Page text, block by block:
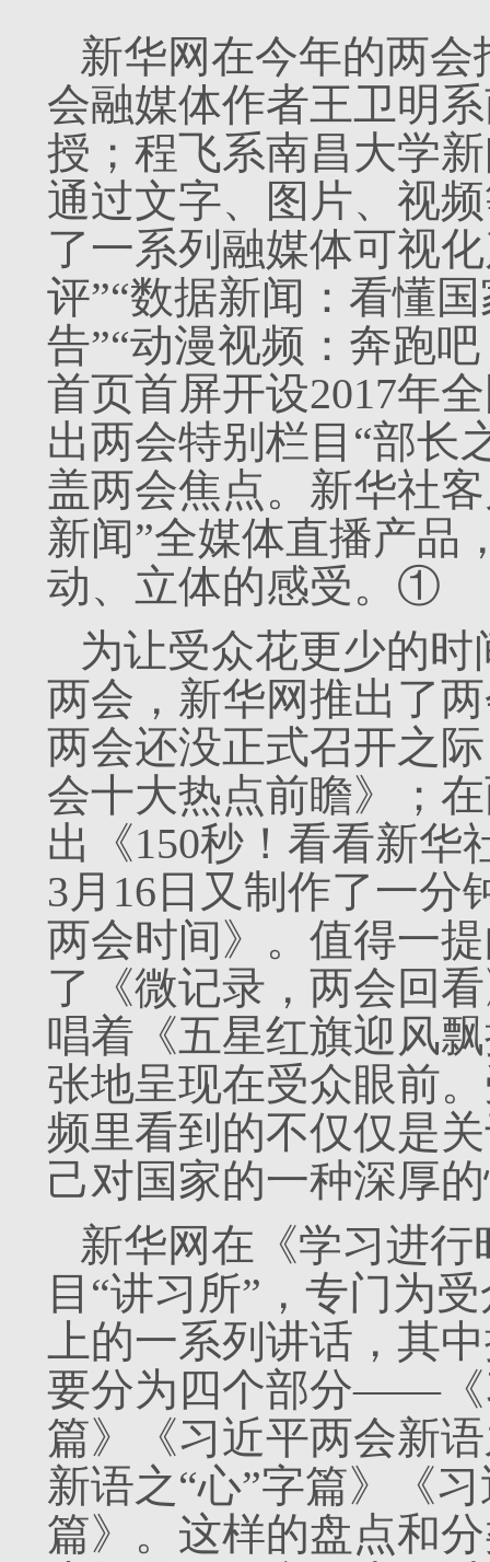
新华网在今年的两会
会融媒体作者王卫明
授；程飞系南昌大学
通过文字、图片、视
了一系列融媒体可视
评”“数据新闻：看懂
告”“动漫视频：奔跑
首页首屏开设2017年
出两会特别栏目“部长
盖两会焦点。新华社
新闻”全媒体直播产品
动、立体的感受。①
为让受众花更少的
两会，新华网推出了
两会还没正式召开之
会十大热点前瞻》；
出《150秒！看看新华
3月16日又制作了一
两会时间》。值得一
了《微记录，两会回
唱着《五星红旗迎风
张地呈现在受众眼前
频里看到的不仅仅是
己对国家的一种深厚
新华网在《学习进
目“讲习所”，专门为
上的一系列讲话，其
要分为四个部分——《
篇》《习近平两会新
新语之“心”字篇》《
篇》。这样的盘点和